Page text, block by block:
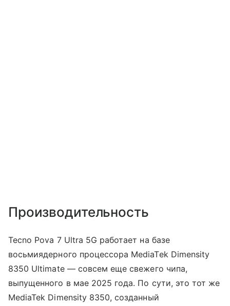
Производительность
Tecno Pova 7 Ultra 5G работает на базе
восьмиядерного процессора MediaTek Dimensity
8350 Ultimate — совсем еще свежего чипа,
выпущенного в мае 2025 года. По сути, это тот же
MediaTek Dimensity 8350, созданный